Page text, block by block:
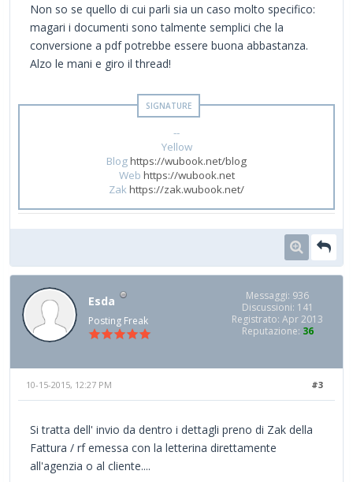
Non so se quello di cui parli sia un caso molto specifico:
magari i documenti sono talmente semplici che la
conversione a pdf potrebbe essere buona abbastanza.
Alzo le mani e giro il thread!
--
Yellow
Bloghttps://wubook.net/blog
Web https://wubook.net
Zakhttps://zak.wubook.net/
Esda
Posting Freak
Messaggi: 936
Discussioni: 141
Registrato: Apr 2013
Reputazione: 36
#3
10-15-2015, 12:27 PM
Si tratta dell' invio da dentro i dettagli preno di Zak della
Fattura / rf emessa con la letterina direttamente
all'agenzia o al cliente....